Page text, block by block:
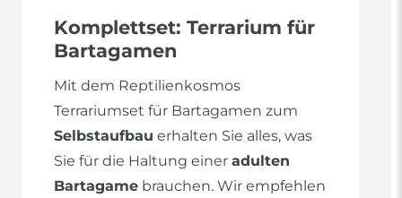
Komplettset: Terrarium für
Bartagamen
Mit dem Reptilienkosmos
Terrariumset für Bartagamen zum
Selbstaufbau erhalten Sie alles, was
Sie für die Haltung einer adulten
Bartagame brauchen. Wir empfehlen